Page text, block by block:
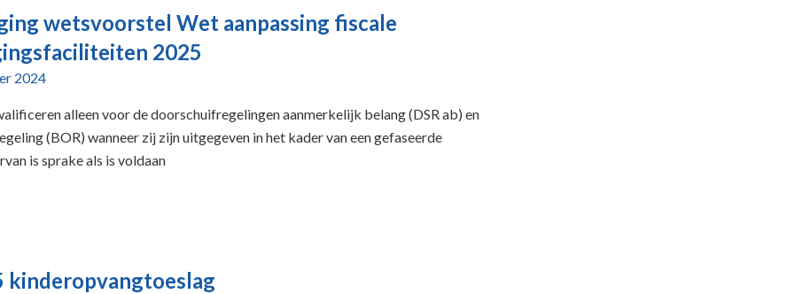
wetsvoorstel Wet aanpassing fiscale
2025
2024
alleen voor de doorschuifregelingen aanmerkelijk belang (DSR ab) en
(BOR) wanneer zij zijn uitgegeven in het kader van een gefaseerde
is sprake als is voldaan
kinderopvangtoeslag